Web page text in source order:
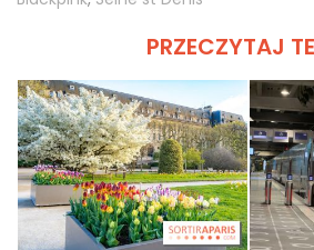
PRZECZYTAJ